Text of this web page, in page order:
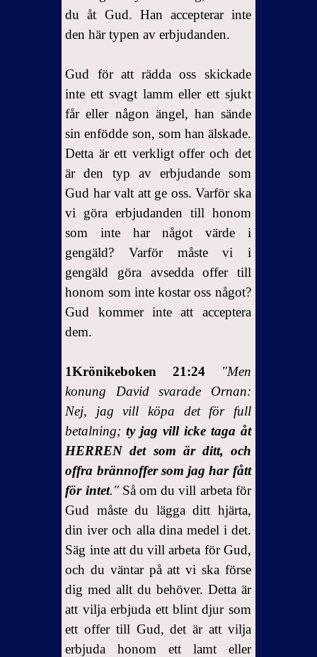
du åt Gud. Han accepterar inte
den här typen av erbjudanden.
Gud för att rädda oss skickade
inte ett svagt lamm eller ett sjukt
får eller någon ängel, han sände
sin enfödde son, som han älskade.
Detta är ett verkligt offer och det
är den typ av erbjudande som
Gud har valt att ge oss. Varför ska
vi göra erbjudanden till honom
som inte har något värde i
gengäld? Varför måste vi i
gengäld göra avsedda offer till
honom som inte kostar oss något?
Gud kommer inte att acceptera
dem.
1Krönikeboken 21:24
"Men
konung David svarade Ornan:
Nej, jag vill köpa det för full
betalning;ty jag vill icke taga åt
HERREN det som är ditt, och
offra brännoffer som jag har fått
för intet." Så om du vill arbeta för
Gud måste du lägga ditt hjärta,
din iver och alla dina medel i det.
Säg inte att du vill arbeta för Gud,
och du väntar på att vi ska förse
dig med allt du behöver. Detta är
att vilja erbjuda ett blint djur som
ett offer till Gud, det är att vilja
erbjuda honom ett lamt eller